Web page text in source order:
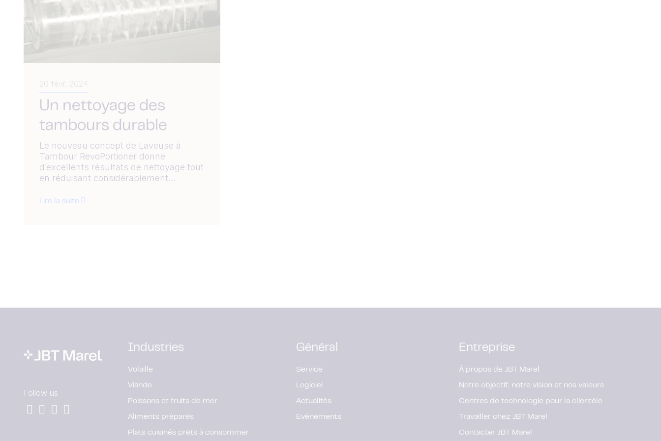
20 févr. 2024
Un nettoyage des
tambours durable
Le nouveau concept de Laveuse à
Tambour RevoPortioner donne
d’excellents résultats de nettoyage tout
en réduisant considérablement...
Lire la suite
Follow us
Industries
Volaille
Viande
Poissons et fruits de mer
Aliments préparés
Plats cuisinés prêts à consommer
Général
Service
Logiciel
Actualités
Evénements
Entreprise
À propos de JBT Marel
Notre objectif, notre vision et nos valeurs
Centres de technologie pour la clientèle
Travailler chez JBT Marel
Contacter JBT Marel